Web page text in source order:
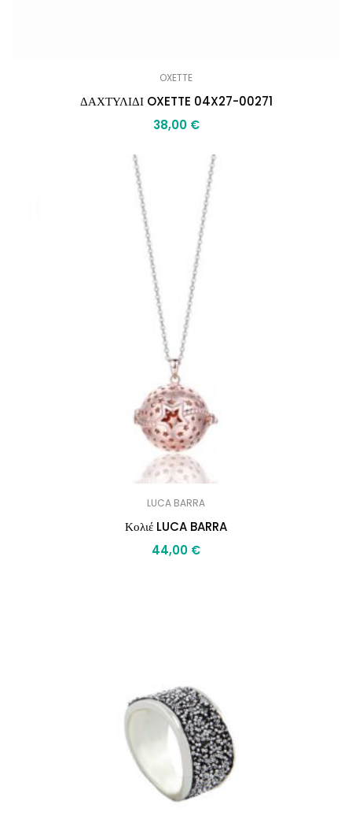
OXETTE
ΔΑΧΤΥΛΙΔΙ OXETTE 04X27-00271
38,00 €
LUCA BARRA
Κολιέ LUCA BARRA
44,00 €